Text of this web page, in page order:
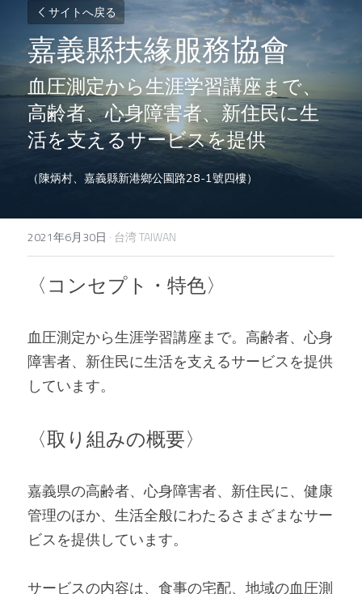
サイトへ戻る
嘉義縣扶緣服務協會
血圧測定から生涯学習講座まで、
高齢者、心身障害者、新住民に生
活を支えるサービスを提供
（陳炳村、嘉義縣新港鄉公園路28-1號四樓）
2021年6月30日 · 台湾 TAIWAN
〈コンセプト・特色〉
血圧測定から生涯学習講座まで。高齢者、心身
障害者、新住民に生活を支えるサービスを提供
しています。
〈取り組みの概要〉
嘉義県の高齢者、心身障害者、新住民に、健康
管理のほか、生活全般にわたるさまざまなサー
ビスを提供しています。
サービスの内容は、食事の宅配、地域の血圧測